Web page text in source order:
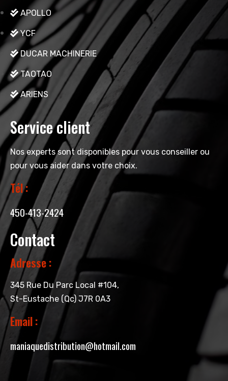
APOLLO
YCF
DUCAR MACHINERIE
TAOTAO
ARIENS
Service client
Nos experts sont disponibles pour vous conseiller ou
pour vous aider dans votre choix.
Tél :
450-413-2424
Contact
Adresse :
345 Rue Du Parc Local #104,
St-Eustache (Qc) J7R 0A3
Email :
maniaquedistribution@hotmail.com